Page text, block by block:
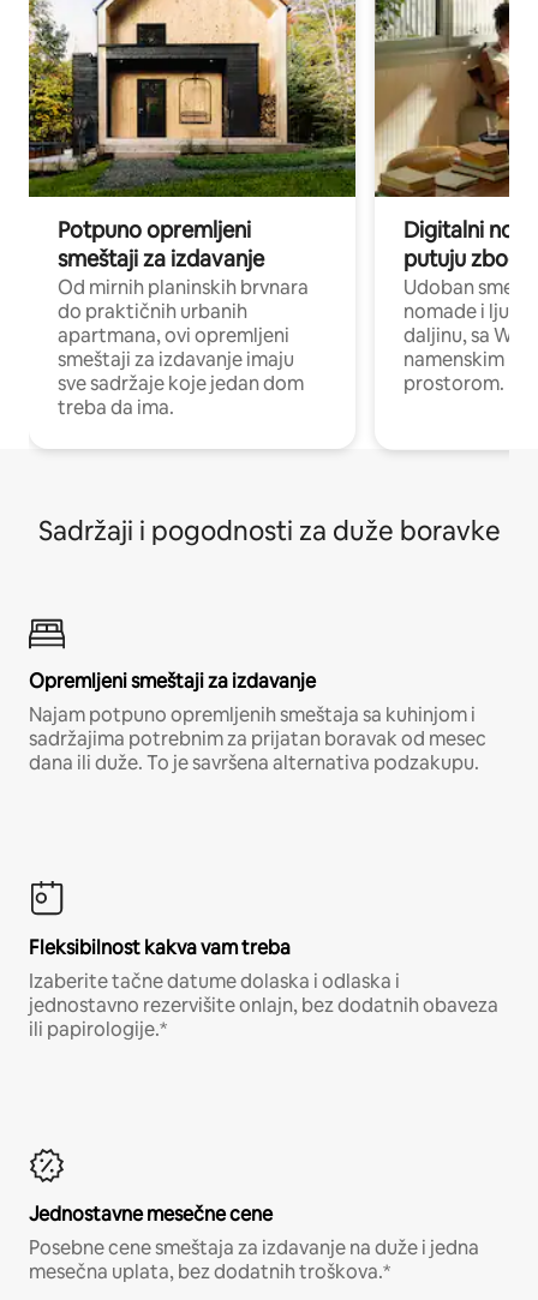
Potpuno opremljeni
smeštaji za izdavanje
Od mirnih planinskih brvnara
do praktičnih urbanih
apartmana, ovi opremljeni
smeštaji za izdavanje imaju
sve sadržaje koje jedan dom
treba da ima.
Digitalni
putuju zbog
Udoban
nomade i ljude
daljinu, sa Wi-
namenskim
prostorom.
Sadržaji i pogodnosti za duže boravke
Opremljeni smeštaji za izdavanje
Najam potpuno opremljenih smeštaja sa kuhinjom i
sadržajima potrebnim za prijatan boravak od mesec
dana ili duže. To je savršena alternativa podzakupu.
Fleksibilnost kakva vam treba
Izaberite tačne datume dolaska i odlaska i
jednostavno rezervišite onlajn, bez dodatnih obaveza
ili papirologije.*
Jednostavne mesečne cene
Posebne cene smeštaja za izdavanje na duže i jedna
mesečna uplata, bez dodatnih troškova.*